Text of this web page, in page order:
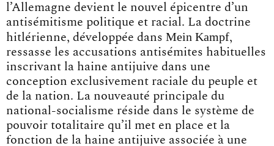
l’Allemagne devient le nouvel épicentre d’un
antisémitisme politique et racial. La doctrine
hitlérienne, développée dans Mein Kampf,
ressasse les accusations antisémites habituelles
inscrivant la haine antijuive dans une
conception exclusivement raciale du peuple et
de la nation. La nouveauté principale du
national-socialisme réside dans le système de
pouvoir totalitaire qu’il met en place et la
fonction de la haine antijuive associée à une